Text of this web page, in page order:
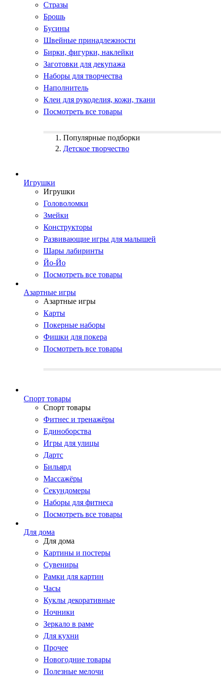
Стразы
Брошь
Бусины
Швейные принадлежности
Бирки, фигурки, наклейки
Заготовки для декупажа
Наборы для творчества
Наполнитель
Клеи для рукоделия, кожи, ткани
Посмотреть все товары
Популярные подборки
Детское творчество
Игрушки
Игрушки
Головоломки
Змейки
Конструкторы
Развивающие игры для малышей
Шары лабиринты
Йо-Йо
Посмотреть все товары
Азартные игры
Азартные игры
Карты
Покерные наборы
Фишки для покера
Посмотреть все товары
Cпорт товары
Cпорт товары
Фитнес и тренажёры
Единоборства
Игры для улицы
Дартс
Бильярд
Массажёры
Секундомеры
Наборы для фитнеса
Посмотреть все товары
Для дома
Для дома
Картины и постеры
Сувениры
Рамки для картин
Часы
Куклы декоративные
Ночники
Зеркало в раме
Для кухни
Прочее
Новогодние товары
Полезные мелочи